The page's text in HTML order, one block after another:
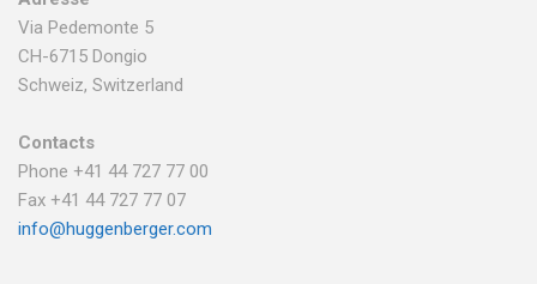
Via Pedemonte 5
CH-6715 Dongio
Schweiz, Switzerland
Contacts
Phone +41 44 727 77 00
Fax +41 44 727 77 07
info@huggenberger.com